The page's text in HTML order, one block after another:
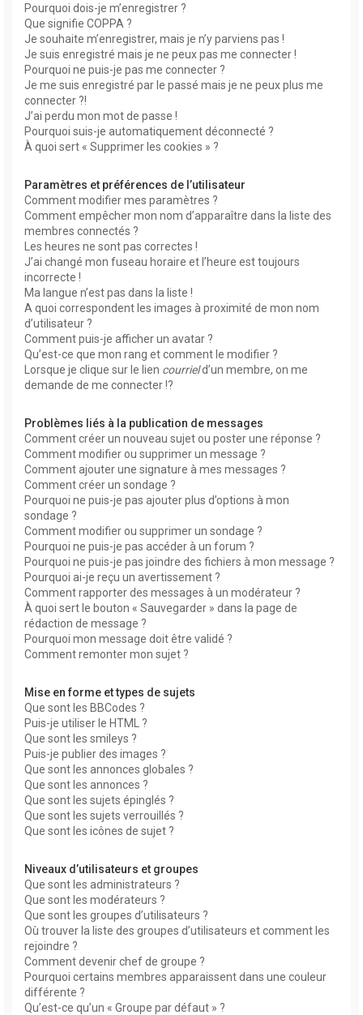
Pourquoi dois-je m’enregistrer ?
Que signifie COPPA ?
Je souhaite m’enregistrer, mais je n’y parviens pas !
Je suis enregistré mais je ne peux pas me connecter !
Pourquoi ne puis-je pas me connecter ?
Je me suis enregistré par le passé mais je ne peux plus me
connecter ?!
J’ai perdu mon mot de passe !
Pourquoi suis-je automatiquement déconnecté ?
À quoi sert « Supprimer les cookies » ?
Paramètres et préférences de l’utilisateur
Comment modifier mes paramètres ?
Comment empêcher mon nom d’apparaître dans la liste des
membres connectés ?
Les heures ne sont pas correctes !
J’ai changé mon fuseau horaire et l’heure est toujours
incorrecte !
Ma langue n’est pas dans la liste !
A quoi correspondent les images à proximité de mon nom
d’utilisateur ?
Comment puis-je afficher un avatar ?
Qu’est-ce que mon rang et comment le modifier ?
Lorsque je clique sur le lien courrield’un membre, on me
demande de me connecter !?
Problèmes liés à la publication de messages
Comment créer un nouveau sujet ou poster une réponse ?
Comment modifier ou supprimer un message ?
Comment ajouter une signature à mes messages ?
Comment créer un sondage ?
Pourquoi ne puis-je pas ajouter plus d’options à mon
sondage ?
Comment modifier ou supprimer un sondage ?
Pourquoi ne puis-je pas accéder à un forum ?
Pourquoi ne puis-je pas joindre des fichiers à mon message ?
Pourquoi ai-je reçu un avertissement ?
Comment rapporter des messages à un modérateur ?
À quoi sert le bouton « Sauvegarder » dans la page de
rédaction de message ?
Pourquoi mon message doit être validé ?
Comment remonter mon sujet ?
Mise en forme et types de sujets
Que sont les BBCodes ?
Puis-je utiliser le HTML ?
Que sont les smileys ?
Puis-je publier des images ?
Que sont les annonces globales ?
Que sont les annonces ?
Que sont les sujets épinglés ?
Que sont les sujets verrouillés ?
Que sont les icônes de sujet ?
Niveaux d’utilisateurs et groupes
Que sont les administrateurs ?
Que sont les modérateurs ?
Que sont les groupes d’utilisateurs ?
Où trouver la liste des groupes d’utilisateurs et comment les
rejoindre ?
Comment devenir chef de groupe ?
Pourquoi certains membres apparaissent dans une couleur
différente ?
Qu’est-ce qu’un « Groupe par défaut » ?